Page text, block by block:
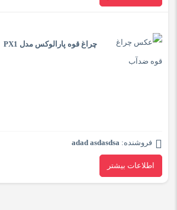
چراغ قوه پارالوکس مدل PX1
فروشنده: adad asdasdsa
اطلاعات بیشتر